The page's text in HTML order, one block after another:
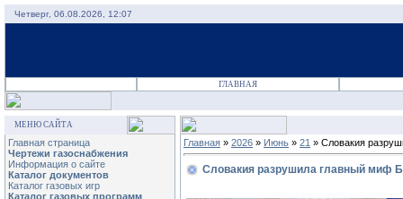
Четверг, 06.08.2026, 12:07
ГЛАВНАЯ
МЕНЮ САЙТА
Главная страница
Чертежи газоснабжения
Информация о сайте
Каталог документов
Каталог газовых игр
Каталог газовых программ
Главная » 2026 » Июнь » 21 » Словакия
Словакия разрушила главный миф